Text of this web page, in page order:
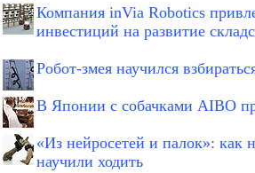
Компания inVia Robotics
инвестиций на развитие
Робот-змея научился
В Японии с собачками AIBO
«Из нейросетей и палок»: как
научили ходить